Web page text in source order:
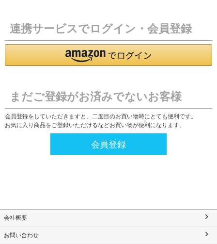
連携サービスでログイン・会員登録
まだご登録がお済みでないお客様
会員登録をしていただきますと、二度目のお買い物時にとても便利です。
お気に入り商品をご登録いただけるなどお買い物が便利になります。
会員登録
会社概要
お問い合わせ